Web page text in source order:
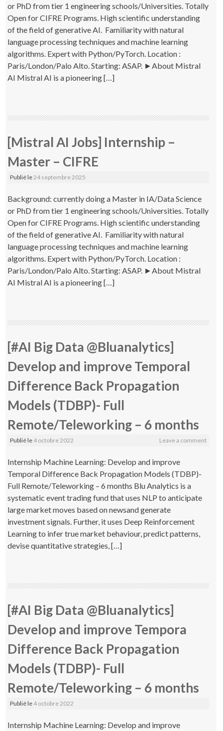
or PhD from tier 1 engineering schools/Universities. Totally
Open for CIFRE Programs. High scientific understanding
of the field of generative AI. Familiarity with natural
language processing techniques and machine learning
algorithms. Expert with Python/PyTorch. Location :
Paris/London/Palo Alto. Starting: ASAP. ►About Mistral
AI Mistral AI is a pioneering […]
[Mistral AI Jobs] Internship –
Master – CIFRE
Publié le 24 septembre 2025
Background: currently doing a Master in IA/Data Science
or PhD from tier 1 engineering schools/Universities. Totally
Open for CIFRE Programs. High scientific understanding
of the field of generative AI. Familiarity with natural
language processing techniques and machine learning
algorithms. Expert with Python/PyTorch. Location :
Paris/London/Palo Alto. Starting: ASAP. ►About Mistral
AI Mistral AI is a pioneering […]
[#AI Big Data @Bluanalytics]
Develop and improve Temporal
Difference Back Propagation
Models (TDBP)- Full
Remote/Teleworking – 6 months
Publié le 4 octobre 2022 Leave a comment
Internship Machine Learning: Develop and improve
Temporal Difference Back Propagation Models (TDBP)-
Full Remote/Teleworking – 6 months Blu Analytics is a
systematic event trading fund that uses NLP to anticipate
large market moves based on newsand generate
investment signals. Further, it uses Deep Reinforcement
Learning to infer true market behaviour, predict patterns,
devise quantitative strategies, […]
[#AI Big Data @Bluanalytics]
Develop and improve Tempora
Difference Back Propagation
Models (TDBP)- Full
Remote/Teleworking – 6 months
Publié le 4 octobre 2022
Internship Machine Learning: Develop and improve